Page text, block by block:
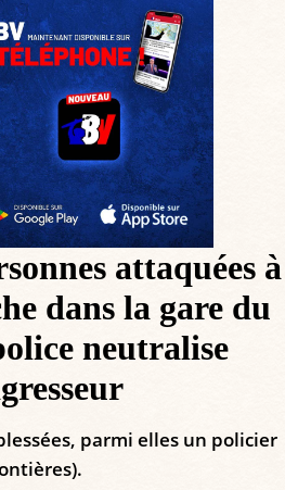
attaquées à
dans la gare du
neutralise
parmi elles un policier